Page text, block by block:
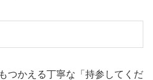
つかえる丁寧な「持参してくだ